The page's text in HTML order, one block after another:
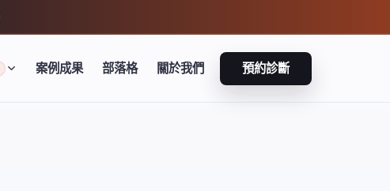
案例成果 部落格 關於我們 預約診斷